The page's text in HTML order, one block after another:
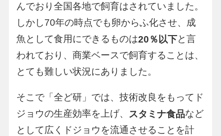
んでおり全国各地で飼育はされていました。
しかし70年の時点でも卵からふ化させ、成
魚として食用にできるものは20％以下と言
われており、商業ベースで飼育することは、
とても難しい状況にありました。
そこで「全ど研」では、技術改良をもってド
ジョウの生産効率を上げ、 スタミナ食品など
として広くドジョウを流通させることを計